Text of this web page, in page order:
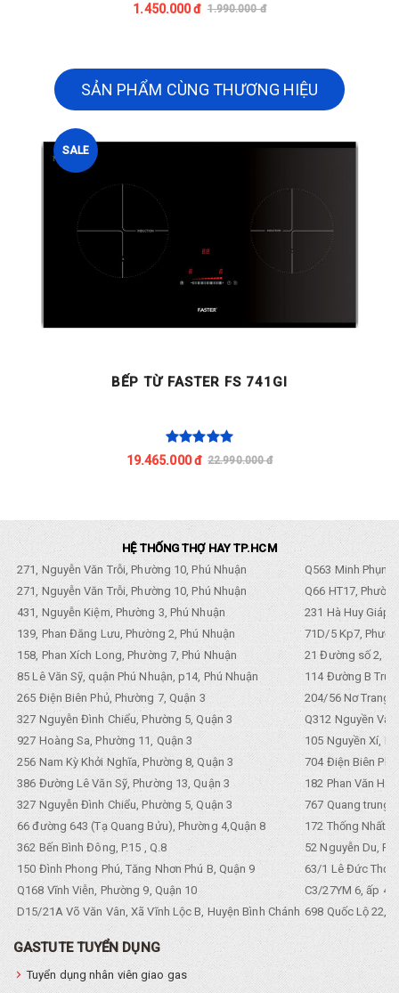
1.450.000 đ 1.990.000 đ
SẢN PHẨM CÙNG THƯƠNG HIỆU
SALE
BẾP TỪ FASTER FS 741GI
19.465.000 đ 22.990.000 đ
HỆ THỐNG THỢ HAY TP.HCM
271, Nguyễn Văn Trỗi, Phường 10, Phú Nhuận
Q563 Minh
271, Nguyễn Văn Trỗi, Phường 10, Phú Nhuận
Q66 HT17,
431, Nguyễn Kiệm, Phường 3, Phú Nhuận
231 Hà Huy Giáp,
139, Phan Đăng Lưu, Phường 2, Phú Nhuận
71D/5 Kp7,
158, Phan Xích Long, Phường 7, Phú Nhuận
21 Đường số 2,
85 Lê Văn Sỹ, quận Phú Nhuận, p14, Phú Nhuận
114 Đường B
265 Điện Biên Phủ, Phường 7, Quận 3
204/56 Nơ Trang
327 Nguyễn Đình Chiểu, Phường 5, Quận 3
Q312 Nguyền
927 Hoàng Sa, Phường 11, Quận 3
105 Nguyền Xí,
256 Nam Kỳ Khởi Nghĩa, Phường 8, Quận 3
704 Điện Biên
386 Đường Lê Văn Sỹ, Phường 13, Quận 3
182 Phan Văn
327 Nguyễn Đình Chiểu, Phường 5, Quận 3
767 Quang trung,
66 đường 643 (Tạ Quang Bửu), Phường 4,Quận 8
172 Thống Nhất.
362 Bến Bình Đông, P.15 , Q.8
52 Nguyễn Du,
150 Đình Phong Phú, Tăng Nhơn Phú B, Quận 9
63/1 Lê Đức Thọ,
Q168 Vĩnh Viễn, Phường 9, Quận 10
C3/27YM 6, ấp 4,
D15/21A Võ Văn Vân, Xã Vĩnh Lộc B, Huyện Bình Chánh 698 Quốc Lộ 22,
GASTUTE TUYỂN DỤNG
Tuyển dụng nhân viên giao gas